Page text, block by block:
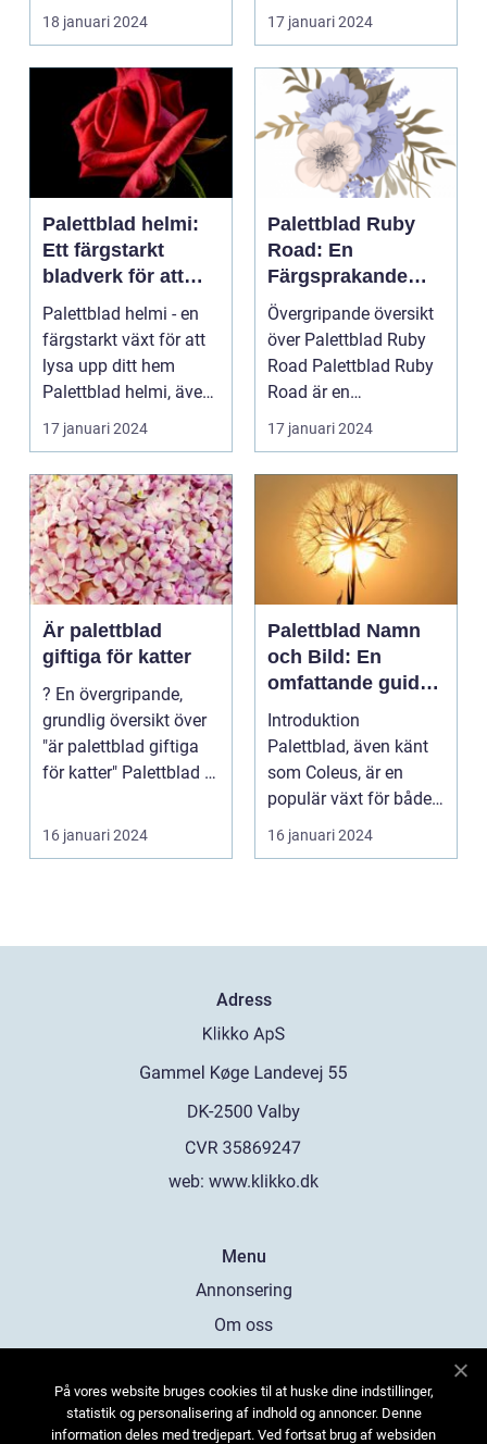
ÖVERSIKT Introduktion
Palettblad com, ell...
18 januari 2024
för att skapa e...
17 januari 2024
Palettblad helmi:
Ett färgstarkt
bladverk för att
lysa upp ditt hem
Palettblad helmi - en
färgstarkt växt för att
lysa upp ditt hem
Palettblad helmi, även
känt som col...
17 januari 2024
Palettblad Ruby
Road: En
Färgsprakande
Favorit för
Hemmet
Övergripande översikt
över Palettblad Ruby
Road Palettblad Ruby
Road är en
prydnadsväxt som har
bli...
17 januari 2024
Är palettblad
giftiga för katter
? En övergripande,
grundlig översikt över
"är palettblad giftiga
för katter" Palettblad är
16 januari 2024
Palettblad Namn
och Bild: En
omfattande guide
för
trädgårdsälskare
Introduktion
Palettblad, även känt
som Coleus, är en
populär växt för både
inomhus och
utomhusbruk. ...
16 januari 2024
Adress
web: www.klikko.dk
Menu
Annonsering
Om oss
Kontakta oss
Sitemap
På vores website bruges cookies til at huske dine indstillinger,
statistik og personalisering af indhold og annoncer. Denne
information deles med tredjepart. Ved fortsat brug af websiden